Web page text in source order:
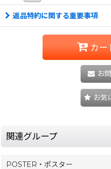
返品特約に関する重要事項
カー
お
お気
関連グループ
POSTER・ポスター